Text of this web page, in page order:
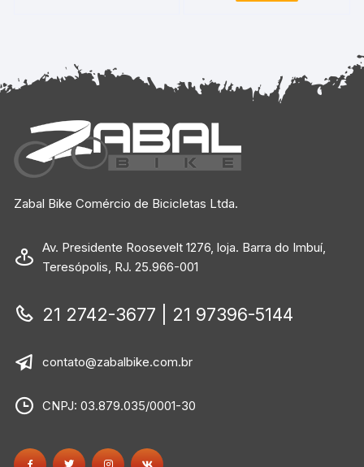
Zabal Bike Comércio de Bicicletas Ltda.
Av. Presidente Roosevelt 1276, loja. Barra do Imbuí,
Teresópolis, RJ. 25.966-001
21 2742-3677 | 21 97396-5144
contato@zabalbike.com.br
CNPJ: 03.879.035/0001-30